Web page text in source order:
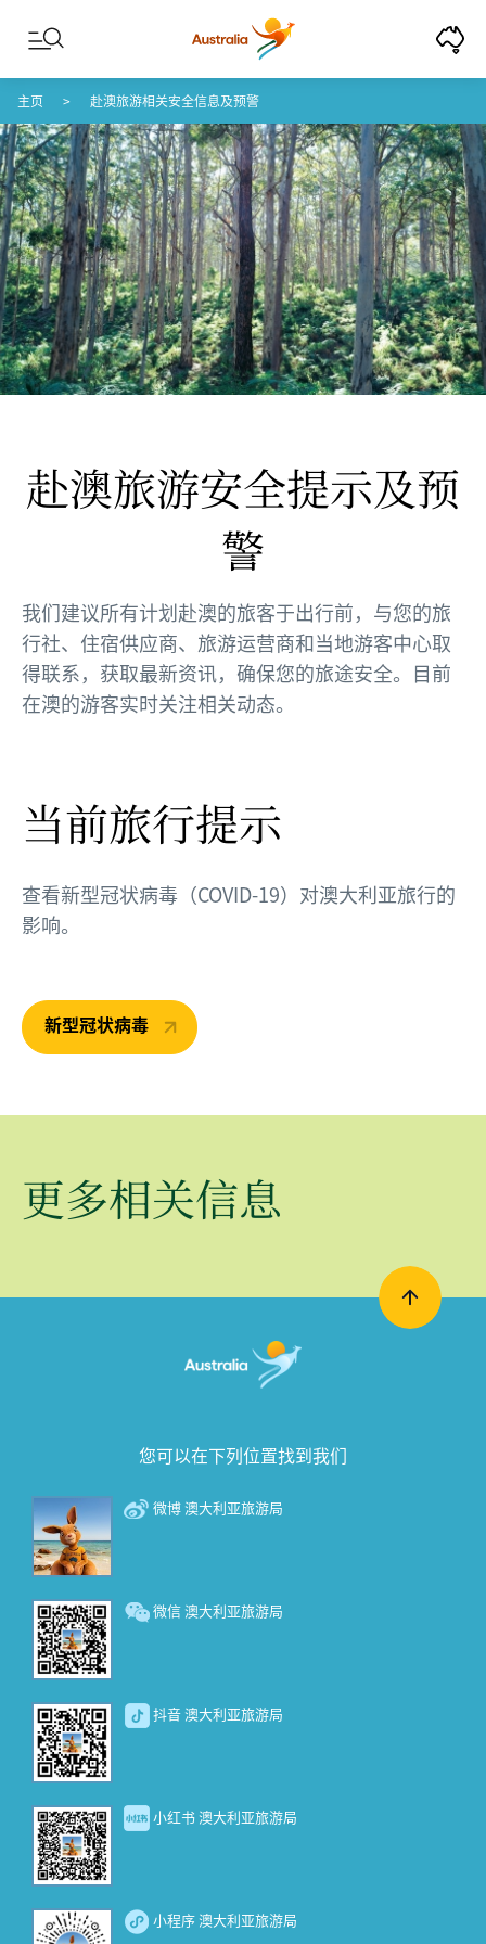
Skip to content
Skip to footer navigation
主页 赴澳旅游相关安全信息及预警
赴澳旅游安全提示及预
警
我们建议所有计划赴澳的旅客于出行前，与您的旅
行社、住宿供应商、旅游运营商和当地游客中心取
得联系，获取最新资讯，确保您的旅途安全。目前
在澳的游客实时关注相关动态。
当前旅行提示
查看新型冠状病毒（COVID-19）对澳大利亚旅行的
影响。
新型冠状病毒
更多相关信息
您可以在下列位置找到我们
微博 澳大利亚旅游局
微信 澳大利亚旅游局
抖音 澳大利亚旅游局
小红书 澳大利亚旅游局
小程序 澳大利亚旅游局